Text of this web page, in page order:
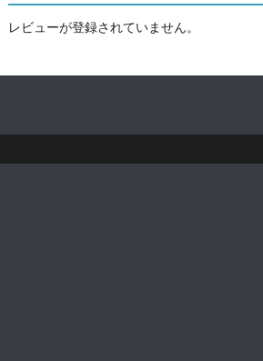
レビューが登録されていません。